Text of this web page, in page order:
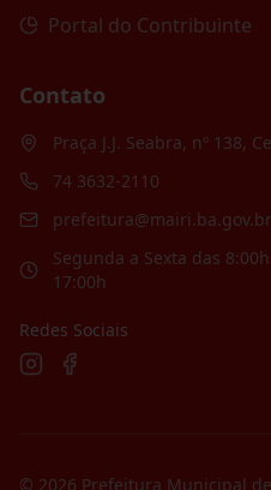
Portal do Contribuinte
Contato
Praça J.J. Seabra, nº 138,
74 3632-2110
prefeitura@mairi.ba.gov.br
Segunda a Sexta das
17:00h
Redes Sociais
© 2026 Prefeitura Municipal